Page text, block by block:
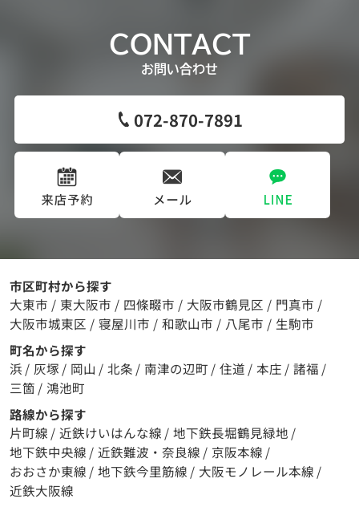
CONTACT
お問い合わせ
072-870-7891
市区町村から探す
大東市 / 東大阪市 / 四條畷市 / 大阪市鶴見区 / 門真市 /
大阪市城東区 / 寝屋川市 / 和歌山市 / 八尾市 / 生駒市
町名から探す
浜 / 灰塚 / 岡山 / 北条 / 南津の辺町 / 住道 / 本庄 / 諸福 /
三箇 / 鴻池町
路線から探す
片町線 / 近鉄けいはんな線 / 地下鉄長堀鶴見緑地 /
地下鉄中央線 / 近鉄難波・奈良線 / 京阪本線 /
おおさか東線 / 地下鉄今里筋線 / 大阪モノレール本線 /
近鉄大阪線